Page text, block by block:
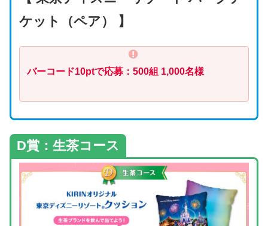
ケット（ペア） 】
バーコード10ptで応募：500組 1,000名様
D賞：生茶コース